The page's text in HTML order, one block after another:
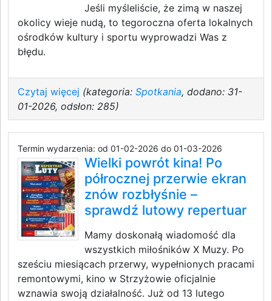
Jeśli myśleliście, że zimą w naszej
okolicy wieje nudą, to tegoroczna oferta lokalnych
ośrodków kultury i sportu wyprowadzi Was z
błędu.
Czytaj więcej (kategoria: Spotkania, dodano: 31-
01-2026, odsłon: 285)
Termin wydarzenia: od 01-02-2026 do 01-03-2026
Wielki powrót kina! Po
półrocznej przerwie ekran
znów rozbłyśnie –
sprawdź lutowy repertuar
Mamy doskonałą wiadomość dla
wszystkich miłośników X Muzy. Po
sześciu miesiącach przerwy, wypełnionych pracami
remontowymi, kino w Strzyżowie oficjalnie
wznawia swoją działalność. Już od 13 lutego